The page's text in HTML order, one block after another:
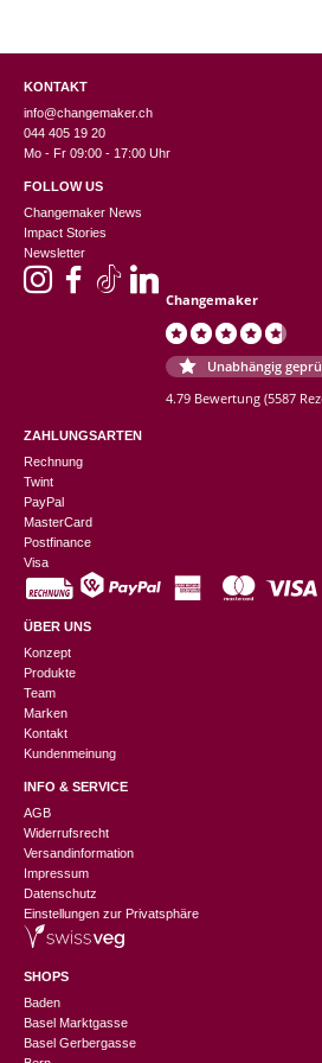
KONTAKT
info@changemaker.ch
044 405 19 20
Mo - Fr 09:00 - 17:00 Uhr
FOLLOW US
Changemaker News
Impact Stories
Newsletter
Changemaker
Unabhängig
4.79 Bewertung (5587
ZAHLUNGSARTEN
Rechnung
Twint
PayPal
MasterCard
Postfinance
Visa
ÜBER UNS
Konzept
Produkte
Team
Marken
Kontakt
Kundenmeinung
INFO & SERVICE
AGB
Widerrufsrecht
Versandinformation
Impressum
Datenschutz
Einstellungen zur Privatsphäre
SHOPS
Baden
Basel Marktgasse
Basel Gerbergasse